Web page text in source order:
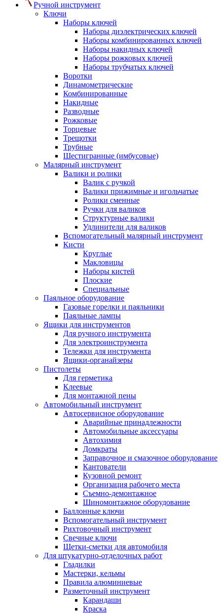
Ручной инструмент
Ключи
Наборы ключей
Наборы диэлектрических ключей
Наборы комбинированных ключей
Наборы накидных ключей
Наборы рожковых ключей
Наборы трубчатых ключей
Воротки
Динамометрические
Комбинированные
Накидные
Разводные
Рожковые
Торцевые
Трещотки
Трубные
Шестигранные (имбусовые)
Малярный инструмент
Валики и ролики
Валик с ручкой
Валики прижимные и игольчатые
Ролики сменные
Ручки для валиков
Структурные валики
Удлинители для валиков
Вспомогательный малярный инструмент
Кисти
Круглые
Макловицы
Наборы кистей
Плоские
Специальные
Паяльное оборудование
Газовые горелки и паяльники
Паяльные лампы
Ящики для инструментов
Для ручного инструмента
Для электроинструмента
Тележки для инструмента
Ящики-органайзеры
Пистолеты
Для герметика
Клеевые
Для монтажной пены
Автомобильный инструмент
Автосервисное оборудование
Аварийные принадлежности
Автомобильные аксессуары
Автохимия
Домкраты
Заправочное и смазочное оборудование
Кантователи
Кузовной ремонт
Организация рабочего места
Съемно-демонтажное
Шиномонтажное оборудование
Баллонные ключи
Вспомогательный инструмент
Рихтовочный инструмент
Свечные ключи
Щетки-сметки для автомобиля
Для штукатурно-отделочных работ
Гладилки
Мастерки, кельмы
Правила алюминиевые
Разметочный инструмент
Карандаши
Краска